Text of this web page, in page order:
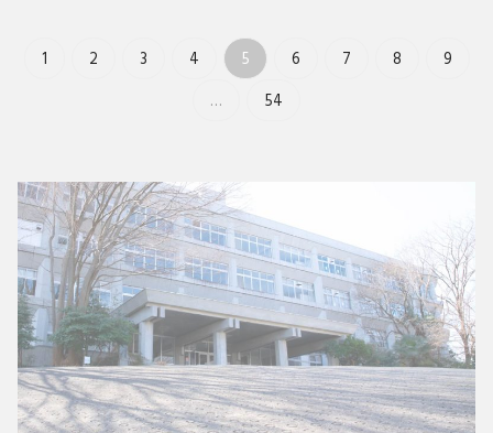
（土）～ 2026年3月8日（日）時 間
11:00〜18:00（最終入場 17:30）※2月28
日（土）、3月6日（金）、3月7日
（土）のみ11:00〜19:00（最終入場
ら入場料無料主催文化庁
1 2 3 4 5 6 7 8
9
…
54